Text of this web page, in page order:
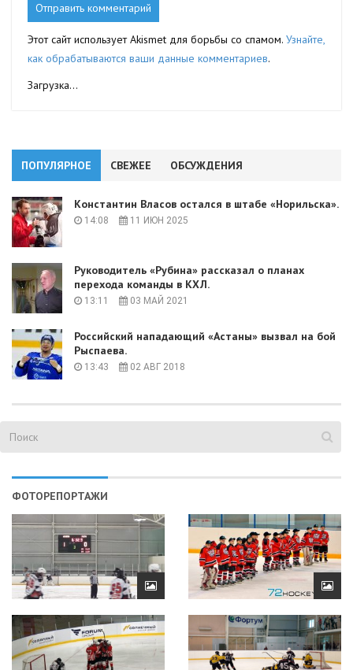
Этот сайт использует Akismet для борьбы со спамом. Узнайте,
как обрабатываются ваши данные комментариев.
Загрузка...
ПОПУЛЯРНОЕ СВЕЖЕЕ ОБСУЖДЕНИЯ
Константин Власов остался в штабе «Норильска».
14:08 11 ИЮН 2025
Руководитель «Рубина» рассказал о планах
перехода команды в КХЛ.
13:11 03 МАЙ 2021
Российский нападающий «Астаны» вызвал на бой
Рыспаева.
13:43 02 АВГ 2018
ФОТОРЕПОРТАЖИ